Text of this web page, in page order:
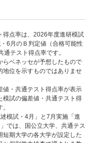
点率は、2026年度進研模試
6月のＢ判定値（合格可能性
テスト得点率です。
ベネッセが予想したもので
地位を示すものではありませ
・共通テスト得点率が表示
模試の偏差値・共通テスト得
試・4月」と7月実施「進
では、国公立大学、共通テス
短期大学の各大学が設定した